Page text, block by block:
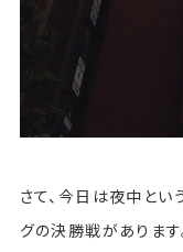
さて、今日は夜中とい
グの決勝戦があります